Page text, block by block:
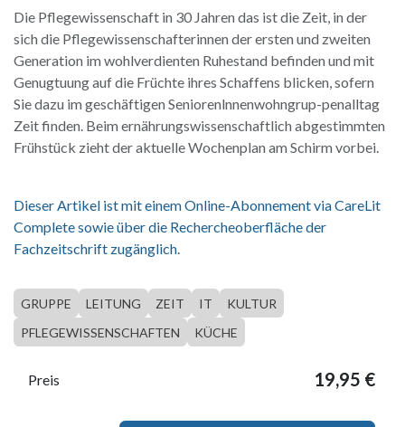
Die Pflegewissenschaft in 30 Jahren das ist die Zeit, in der
sich die Pflegewissenschafterinnen der ersten und zweiten
Generation im wohlverdienten Ruhestand befinden und mit
Genugtuung auf die Früchte ihres Schaffens blicken, sofern
Sie dazu im geschäftigen Seniorenlnnenwohngrup-penalltag
Zeit finden. Beim ernährungswissenschaftlich abgestimmten
Frühstück zieht der aktuelle Wochenplan am Schirm vorbei.
Dieser Artikel ist mit einem Online-Abonnement via CareLit
Complete sowie über die Rechercheoberfläche der
Fachzeitschrift zugänglich.
GRUPPE LEITUNG ZEIT IT
KULTUR
PFLEGEWISSENSCHAFTEN
KÜCHE
Preis 19,95 €